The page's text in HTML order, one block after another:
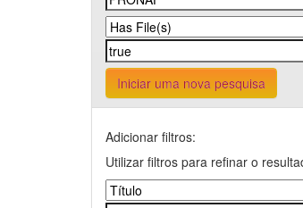
Iniciar uma nova pesquisa
Adicionar filtros:
Utilizar filtros para refinar o